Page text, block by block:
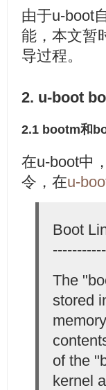
由于u-boot
能，本文暂
导过程。
2. u-boot
2.1 bootm和
在u-boot中
令，在u-
Boot
-----------
The
stored
of the
kernel